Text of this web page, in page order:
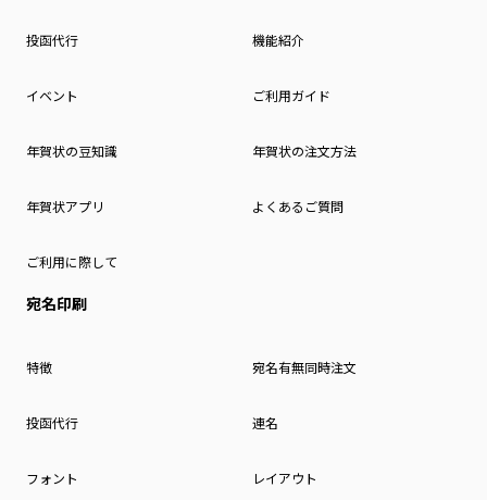
投函代行 機能紹介
イベント ご利用ガイド
年賀状の豆知識 年賀状の注文方法
年賀状アプリ よくあるご質問
ご利用に際して
宛名印刷
特徴 宛名有無同時注文
投函代行 連名
フォント レイアウト